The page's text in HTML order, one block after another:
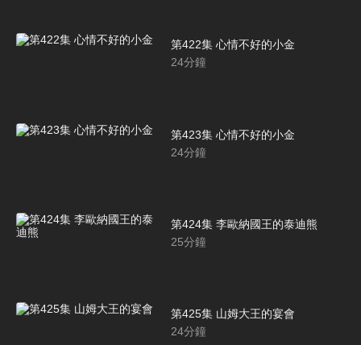
第422集 心情不好的小金
24分鐘
第423集 心情不好的小金
24分鐘
第424集 李歐納國王的泰迪熊
25分鐘
第425集 山姆大王的宴會
24分鐘